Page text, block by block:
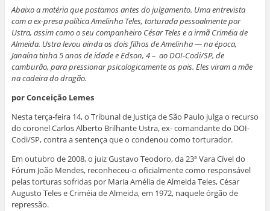
Abaixo a matéria que postamos antes do julgamento. Uma entrevista
com a ex-presa política Amelinha Teles, torturada pessoalmente por
Ustra, assim como o seu companheiro César Teles e a irmã Criméia de
Almeida. Ustra levou ainda os dois filhos de Amelinha — na época,
Janaína tinha 5 anos de idade e Edson, 4 – ao DOI-Codi/SP, de
camburão, para pressionar psicologicamente os pais. Eles viram a mãe
na cadeira do dragão.
por Conceição Lemes
Nesta terça-feira 14, o Tribunal de Justiça de São Paulo julga o recurso
do coronel Carlos Alberto Brilhante Ustra, ex- comandante do DOI-
Codi/SP, contra a sentença que o condenou como torturador.
Em outubro de 2008, o juiz Gustavo Teodoro, da 23ª Vara Cível do
Fórum João Mendes, reconheceu-o oficialmente como responsável
pelas torturas sofridas por Maria Amélia de Almeida Teles, César
Augusto Teles e Criméia de Almeida, em 1972, naquele órgão de
repressão.